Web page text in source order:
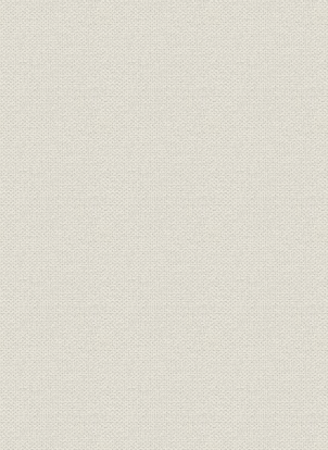
口絵
資料
事業場の変遷
役員任期一覧
社員数
株式
生産実績
貸借対照表
損益および利益処分
販売実績